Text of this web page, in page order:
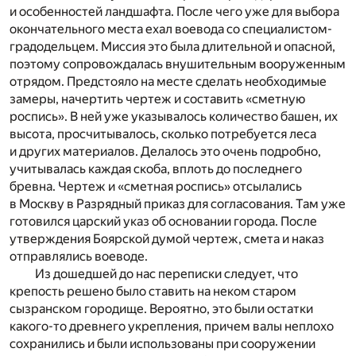
и особенностей ландшафта. После чего уже для выбора
окончательного места ехал воевода со специалистом-
градодельцем. Миссия это была длительной и опасной,
поэтому сопровождалась внушительным вооруженным
отрядом. Предстояло на месте сделать необходимые
замеры, начертить чертеж и составить «сметную
роспись». В ней уже указывалось количество башен, их
высота, просчитывалось, сколько потребуется леса
и других материалов. Делалось это очень подробно,
учитывалась каждая скоба, вплоть до последнего
бревна. Чертеж и «сметная роспись» отсылались
в Москву в Разрядный приказ для согласования. Там уже
готовился царский указ об основании города. После
утверждения Боярской думой чертеж, смета и наказ
отправлялись воеводе.
Из дошедшей до нас переписки следует, что
крепость решено было ставить на неком старом
сызранском городище. Вероятно, это были остатки
какого-то древнего укрепления, причем валы неплохо
сохранились и были использованы при сооружении